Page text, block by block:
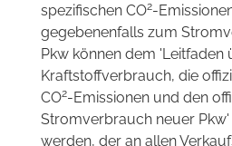
spezifischen CO2-
gegebenenfalls zum
Pkw können dem 'Leitfaden
Kraftstoffverbrauch, die
CO2-Emissionen und den
Stromverbrauch neuer
werden, der an allen